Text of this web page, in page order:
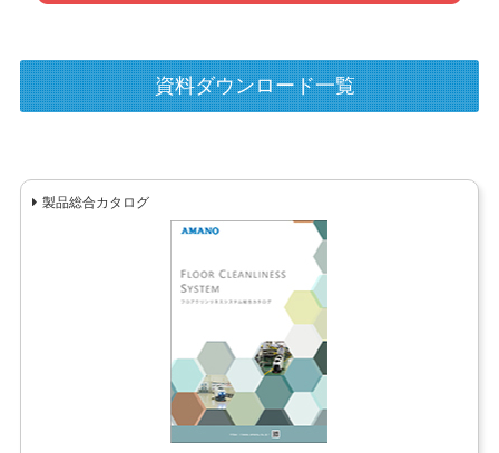
資料ダウンロード一覧
製品総合カタログ